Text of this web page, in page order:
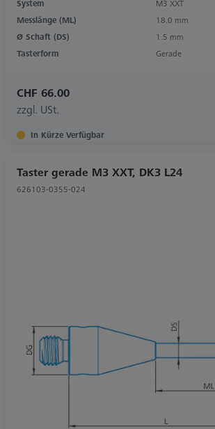
System
M3 XXT
Messlänge (ML)
18.0 mm
Ø Schaft (DS)
1.5 mm
Tasterform
Gerade
CHF 66.00
zzgl. USt.
In Kürze Verfügbar
Taster gerade M3 XXT, DK3 L24
626103-0355-024